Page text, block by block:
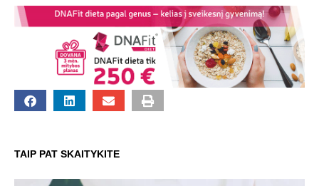
TAIP PAT SKAITYKITE